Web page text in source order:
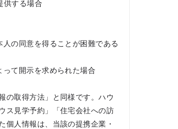
供する場合
の同意を得ることが困難である
って開示を求められた場合
の取得方法」と同様です。ハウ
ス見学予約」「住宅会社への訪
個人情報は、当該の提携企業・